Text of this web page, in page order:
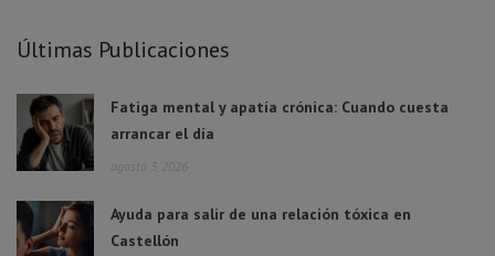
Últimas Publicaciones
Fatiga mental y apatía crónica: Cuando cuesta
arrancar el día
agosto 3, 2026
Ayuda para salir de una relación tóxica en
Castellón